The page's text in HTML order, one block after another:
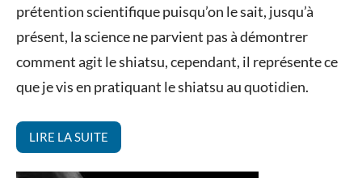
prétention scientifique puisqu’on le sait, jusqu’à
présent, la science ne parvient pas à démontrer
comment agit le shiatsu, cependant, il représente ce
que je vis en pratiquant le shiatsu au quotidien.
LIRE LA SUITE